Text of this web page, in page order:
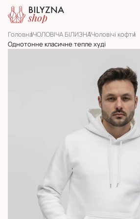
ГоловнаЧОЛОВІЧА БІЛИЗНАЧоловічі кофти
Однотонне класичне тепле худі